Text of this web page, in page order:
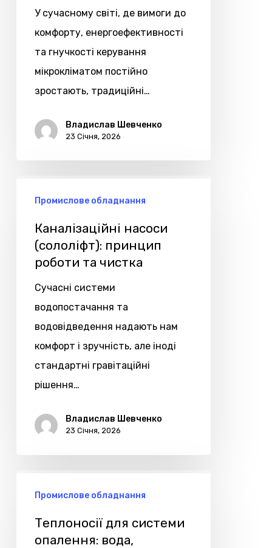
мультизональний
У сучасному світі, де вимоги до
комфорту, енергоефективності
та гнучкості керування
мікрокліматом постійно
зростають, традиційні…
Владислав Шевченко
23 Січня, 2026
насоси
(сололіфт):
принцип
роботи
Промислове обладнання
Каналізаційні насоси
(сололіфт): принцип
роботи та чистка
Сучасні системи
водопостачання та
водовідведення надають нам
комфорт і зручність, але іноді
стандартні гравітаційні
рішення…
Владислав Шевченко
23 Січня, 2026
системи
опалення:
Промислове обладнання
Теплоносії для системи
опалення: вода,